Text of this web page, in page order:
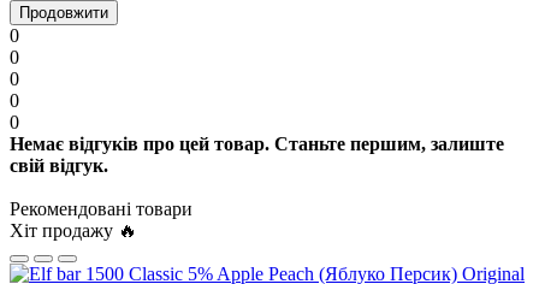
Продовжити
0
0
0
0
0
Немає відгуків про цей товар. Станьте першим, залиште
свій відгук.
Рекомендовані товари
Хіт продажу 🔥